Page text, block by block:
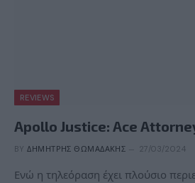
REVIEWS
Apollo Justice: Ace
BY ΔΗΜΉΤΡΗΣ ΘΩΜΑΔΆΚΗΣ 27/03/2024
Ενώ η τηλεόραση έχει πλούσιο